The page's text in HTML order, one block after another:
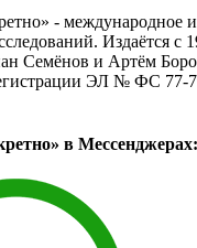
- международное
Издаётся с
Семёнов и Артём
ЭЛ № ФС 77-
в Мессенджерах: